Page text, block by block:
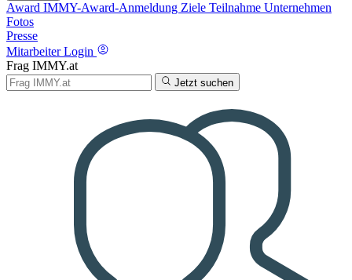
Award IMMY-Award-Anmeldung Ziele Teilnahme Unternehmen
Fotos
Presse
Mitarbeiter Login
Frag IMMY.at
Jetzt suchen